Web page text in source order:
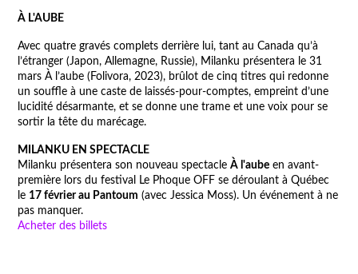
À L'AUBE
Avec quatre gravés complets derrière lui, tant au Canada qu’à
l’étranger (Japon, Allemagne, Russie), Milanku présentera le 31
mars À l’aube (Folivora, 2023), brûlot de cinq titres qui redonne
un souffle à une caste de laissés-pour-comptes, empreint d’une
lucidité désarmante, et se donne une trame et une voix pour se
sortir la tête du marécage.
MILANKU EN SPECTACLE
Milanku présentera son nouveau spectacleÀ l'aube en avant-
première lors du festival Le Phoque OFF se déroulant à Québec
le 17 février au Pantoum (avec Jessica Moss). Un événement à ne
pas manquer.
Acheter des billets